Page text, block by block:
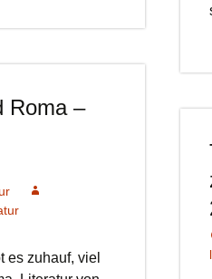
Roma –
es zuhauf, viel